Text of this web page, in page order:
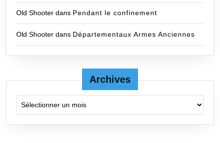
Old Shooter dans Pendant le confinement
Old Shooter dans Départementaux Armes Anciennes
Archives